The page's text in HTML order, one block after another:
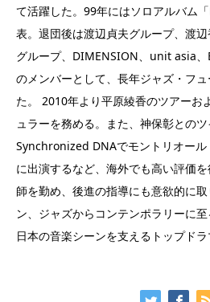
て活躍した。99年にはソロアルバム
表。退団後は渡辺貞夫グループ、渡
グループ、DIMENSION、unit asia、
のメンバーとして、長年ジャズ・フ
た。 2010年より平原綾香のツアーお
ュラーを務める。また、神保彰との
Synchronized DNAでモントリオー
に出演するなど、海外でも高い評価
師を勤め、後進の指導にも意欲的に
ン、ジャズからコンテンポラリーに
日本の音楽シーンを支えるトップドラ